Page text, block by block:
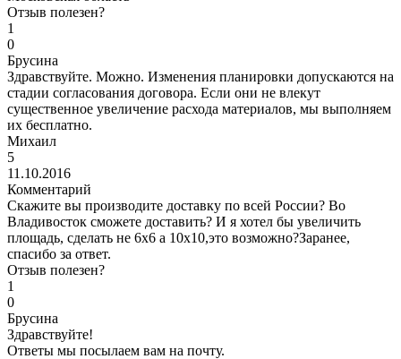
Отзыв полезен?
1
0
Брусина
Здравствуйте. Можно. Изменения планировки допускаются на
стадии согласования договора. Если они не влекут
существенное увеличение расхода материалов, мы выполняем
их бесплатно.
Михаил
5
11.10.2016
Комментарий
Скажите вы производите доставку по всей России? Во
Владивосток сможете доставить? И я хотел бы увеличить
площадь, сделать не 6х6 а 10х10,это возможно?Заранее,
спасибо за ответ.
Отзыв полезен?
1
0
Брусина
Здравствуйте!
Ответы мы посылаем вам на почту.